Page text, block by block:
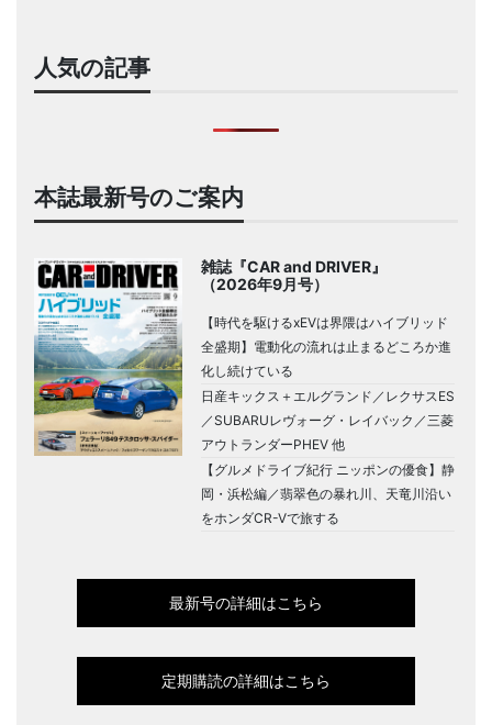
人気の記事
本誌最新号のご案内
雑誌『CAR and DRIVER』
（2026年9月号）
【時代を駆けるxEVは界隈はハイブリッド
全盛期】電動化の流れは止まるどころか進
化し続けている
日産キックス＋エルグランド／レクサスES
／SUBARUレヴォーグ・レイバック／三菱
アウトランダーPHEV 他
【グルメドライブ紀行 ニッポンの優食】静
岡・浜松編／翡翠色の暴れ川、天竜川沿い
をホンダCR-Vで旅する
最新号の詳細はこちら
定期購読の詳細はこちら